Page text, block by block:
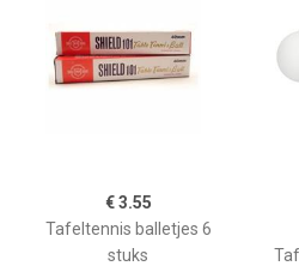
€ 3.55
Tafeltennis balletjes 6
stuks